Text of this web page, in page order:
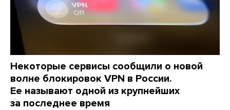
Некоторые сервисы сообщили о новой
волне блокировок VPN в России.
Ее называют одной из крупнейших
за последнее время